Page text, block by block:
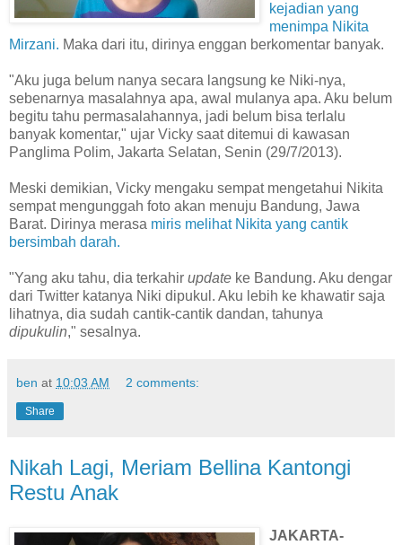
kejadian yang
menimpa Nikita
Mirzani. Maka dari itu, dirinya enggan berkomentar banyak.
"Aku juga belum nanya secara langsung ke Niki-nya,
sebenarnya masalahnya apa, awal mulanya apa. Aku belum
begitu tahu permasalahannya, jadi belum bisa terlalu
banyak komentar," ujar Vicky saat ditemui di kawasan
Panglima Polim, Jakarta Selatan, Senin (29/7/2013).
Meski demikian, Vicky mengaku sempat mengetahui Nikita
sempat mengunggah foto akan menuju Bandung, Jawa
Barat. Dirinya merasa miris melihat Nikita yang cantik
bersimbah darah.
"Yang aku tahu, dia terkahir update ke Bandung. Aku dengar
dari Twitter katanya Niki dipukul. Aku lebih ke khawatir saja
lihatnya, dia sudah cantik-cantik dandan, tahunya
dipukulin," sesalnya.
ben at 10:03 AM 2 comments:
Share
Nikah Lagi, Meriam Bellina Kantongi
Restu Anak
JAKARTA-